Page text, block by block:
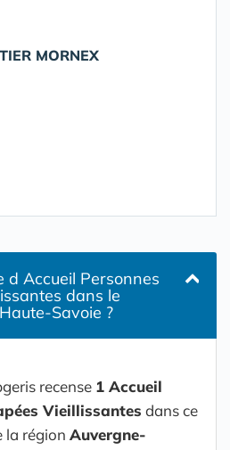
MORNEX
d Accueil Personnes
dans le
Savoie ?
recense 1 Accueil
Vieillissantes dans ce
la région Auvergne-